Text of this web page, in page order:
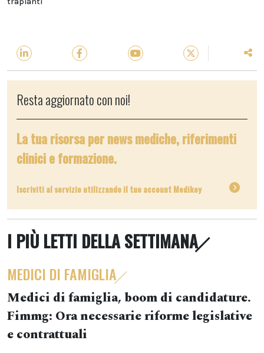
Resta aggiornato con noi!
La tua risorsa per news mediche, riferimenti
clinici e formazione.
Iscriviti al servizio utilizzando il tuo account Medikey
I PIÙ LETTI DELLA SETTIMANA
MEDICI DI FAMIGLIA
Medici di famiglia, boom di candidature.
Fimmg: Ora necessarie riforme legislative
e contrattuali